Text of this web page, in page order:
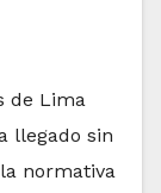
de Lima
llegado sin
normativa